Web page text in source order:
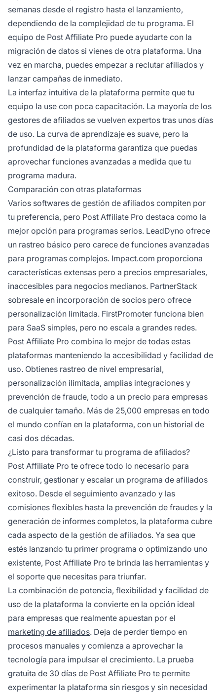
semanas desde el registro hasta el lanzamiento,
dependiendo de la complejidad de tu programa. El
equipo de Post Affiliate Pro puede ayudarte con la
migración de datos si vienes de otra plataforma. Una
vez en marcha, puedes empezar a reclutar afiliados y
lanzar campañas de inmediato.
La interfaz intuitiva de la plataforma permite que tu
equipo la use con poca capacitación. La mayoría de los
gestores de afiliados se vuelven expertos tras unos días
de uso. La curva de aprendizaje es suave, pero la
profundidad de la plataforma garantiza que puedas
aprovechar funciones avanzadas a medida que tu
programa madura.
Comparación con otras plataformas
Varios softwares de gestión de afiliados compiten por
tu preferencia, pero Post Affiliate Pro destaca como la
mejor opción para programas serios. LeadDyno ofrece
un rastreo básico pero carece de funciones avanzadas
para programas complejos. Impact.com proporciona
características extensas pero a precios empresariales,
inaccesibles para negocios medianos. PartnerStack
sobresale en incorporación de socios pero ofrece
personalización limitada. FirstPromoter funciona bien
para SaaS simples, pero no escala a grandes redes.
Post Affiliate Pro combina lo mejor de todas estas
plataformas manteniendo la accesibilidad y facilidad de
uso. Obtienes rastreo de nivel empresarial,
personalización ilimitada, amplias integraciones y
prevención de fraude, todo a un precio para empresas
de cualquier tamaño. Más de 25,000 empresas en todo
el mundo confían en la plataforma, con un historial de
casi dos décadas.
¿Listo para transformar tu programa de afiliados?
Post Affiliate Pro te ofrece todo lo necesario para
construir, gestionar y escalar un programa de afiliados
exitoso. Desde el seguimiento avanzado y las
comisiones flexibles hasta la prevención de fraudes y la
generación de informes completos, la plataforma cubre
cada aspecto de la gestión de afiliados. Ya sea que
estés lanzando tu primer programa o optimizando uno
existente, Post Affiliate Pro te brinda las herramientas y
el soporte que necesitas para triunfar.
La combinación de potencia, flexibilidad y facilidad de
uso de la plataforma la convierte en la opción ideal
para empresas que realmente apuestan por el
marketing de afiliados. Deja de perder tiempo en
procesos manuales y comienza a aprovechar la
tecnología para impulsar el crecimiento. La prueba
gratuita de 30 días de Post Affiliate Pro te permite
experimentar la plataforma sin riesgos y sin necesidad